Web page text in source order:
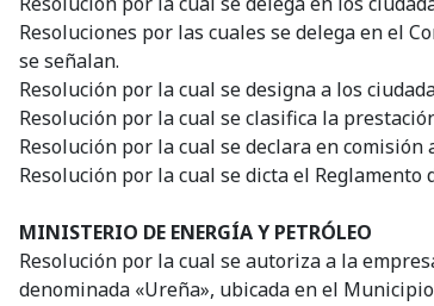
Resoluciones por las cuales se delega en el
se señalan.
Resolución por la cual se designa a los
Resolución por la cual se clasifica la
Resolución por la cual se declara en
Resolución por la cual se dicta el
MINISTERIO DE ENERGÍA Y PETRÓLEO
Resolución por la cual se autoriza a la
denominada «Ureña», ubicada en el